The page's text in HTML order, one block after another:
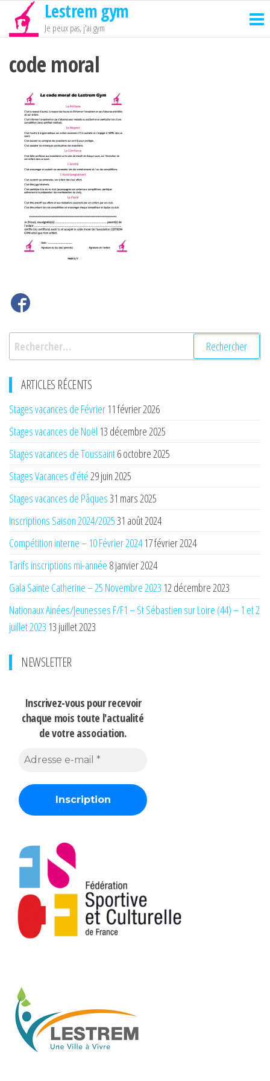
Passer
contenu
Lestrem gym
Je peux pas, j'ai gym
code moral
Rechercher :
ARTICLES RÉCENTS
Stages vacances de Février 11 février 2026
Stages vacances de Noël 13 décembre 2025
Stages vacances de Toussaint6 octobre 2025
Stages Vacances d’été29 juin 2025
Stages vacances de Pâques31 mars 2025
Inscriptions Saison 2024/202531 août 2024
Compétition interne – 10 Février 2024 17 février 2024
Tarifs inscriptions mi-année 8 janvier 2024
Gala Sainte Catherine – 25 Novembre 2023 12 décembre 2023
Nationaux Ainées/Jeunesses F/F1 – St Sébastien sur Loire (44) – 1 et 2
juillet 2023 13 juillet 2023
NEWSLETTER
Inscrivez-vous pour recevoir
chaque mois toute l'actualité
de votre association.